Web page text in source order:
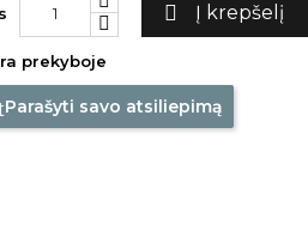
 Į krepšelį
prekyboje
Parašyti savo atsiliepimą